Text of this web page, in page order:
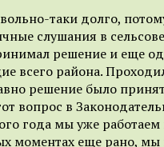
таки долго,
слушания в
решение и еще
всего района.
решение было
вопрос в
года мы уже работаем
моментах еще рано, мы